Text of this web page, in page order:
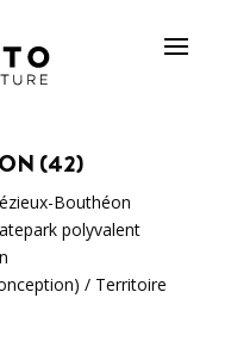
(42)
Bouthéon
polyvalent
/ Territoire